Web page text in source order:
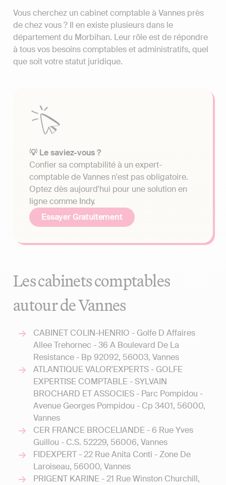
Vous cherchez un cabinet comptable à Vannes près
de chez vous ? Il en existe plusieurs dans le
département du Morbihan. Leur rôle est de répondre
à tous vos besoins comptables et administratifs, quel
que soit votre statut juridique.
💡 Le saviez-vous ?
Confier sa comptabilité à un expert-
comptable de Vannes n'est pas obligatoire.
Optez dès aujourd'hui pour une solution en
ligne comme Indy.
Essayer Gratuitement
Les cabinets comptables
autour de Vannes
CABINET COLIN-HENRIO - Golfe D Affaires
Allee Trehornec - 36 A Boulevard De La
Resistance - Bp 92092, 56003, Vannes
ATLANTIQUE VALOR'EXPERTS - GOLFE
EXPERTISE COMPTABLE - SYLVAIN
BROCHARD ET ASSOCIES - Parc Pompidou -
Avenue Georges Pompidou - Cp 3401, 56000,
Vannes
CER FRANCE BROCELIANDE - 6 Rue Yves
Guillou - C.S. 52229, 56006, Vannes
FIDEXPERT - 22 Rue Anita Conti - Zone De
Laroiseau, 56000, Vannes
PRIGENT KARINE - 21 Rue Winston Churchill,